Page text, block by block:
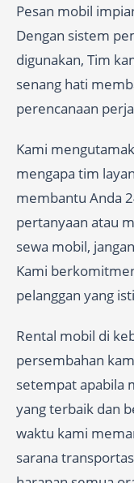
Pesan mobil
Dengan sistem
digunakan, Tim
senang hati
perencanaan
Kami
mengapa tim
membantu Anda
pertanyaan atau
sewa mobil,
Kami
pelanggan yang
Rental mobil di
persembahan
setempat apabila
yang terbaik dan
waktu kami
sarana